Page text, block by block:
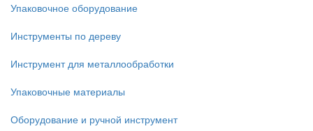
Упаковочное оборудование
Инструменты по дереву
Инструмент для металлообработки
Упаковочные материалы
Оборудование и ручной инструмент